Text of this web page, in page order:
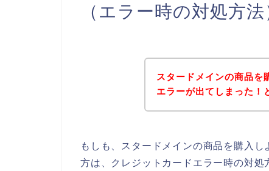
（エラー時の対処方法
スタードメインの商品を
エラーが出てしまった！
もしも、スタードメインの商品を購入
方は、クレジットカードエラー時の対